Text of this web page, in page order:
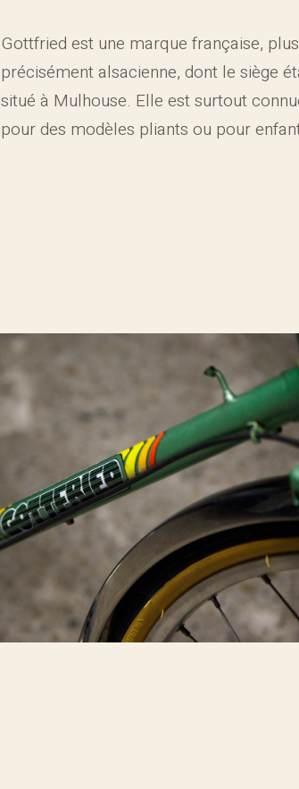
Gottfried est une marque française, plus
précisément alsacienne, dont le siège
situé à Mulhouse. Elle est surtout
pour des modèles pliants ou pour